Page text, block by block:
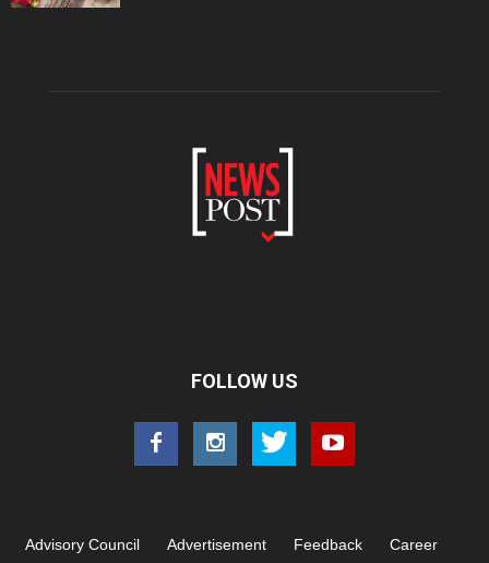
FOLLOW US
Advisory Council Advertisement Feedback
Career